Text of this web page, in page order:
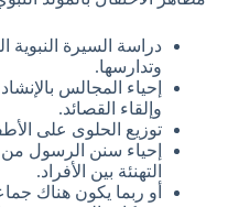
دراسة السيرة
وتدارسها.
إحياء المجالس
وإلقاء القصائد.
توزيع الحلوى على
إحياء سنن الرسول من
التهنئة بين الأفراد.
أو ربما يكون هناك